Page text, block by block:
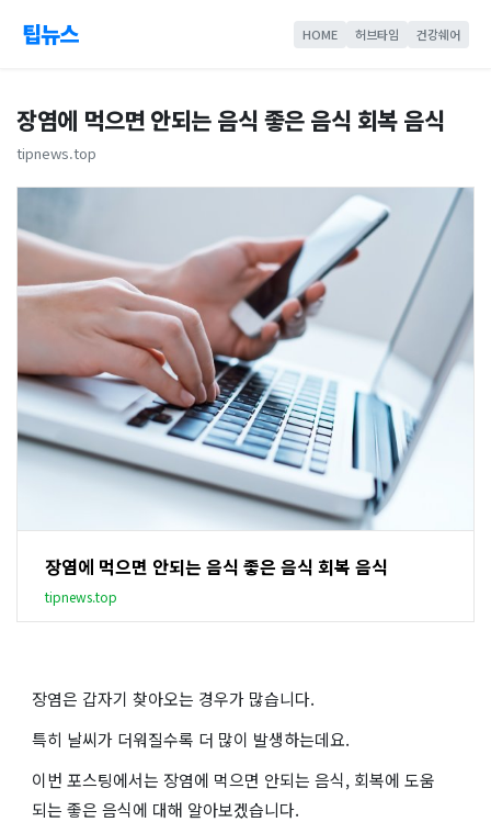
팁뉴스 HOME 허브타임 건강쉐어
장염에 먹으면 안되는 음식 좋은 음식 회복 음식
tipnews.top
장염에 먹으면 안되는 음식 좋은 음식 회복 음식
tipnews.top
장염은 갑자기 찾아오는 경우가 많습니다.
특히 날씨가 더워질수록 더 많이 발생하는데요.
이번 포스팅에서는 장염에 먹으면 안되는 음식, 회복에 도움
되는 좋은 음식에 대해 알아보겠습니다.